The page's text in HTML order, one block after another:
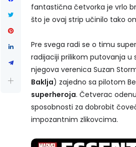
fantastična četvorka je vrlo
što je ovaj strip učinilo tako
Pre svega radi se o timu
radijaciji prilikom putovanja u
njegova verenica Suzan
Baklja) zajedno sa pilotom
superheroja. Četverac
sposobnosti za dobrobit
impozantnim zlikovcima.